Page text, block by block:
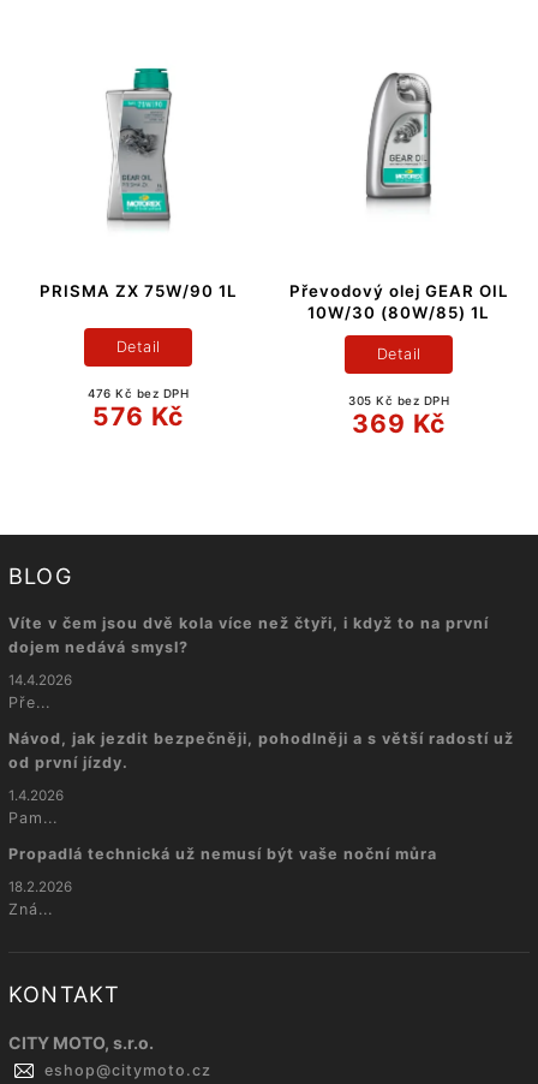
PRISMA ZX 75W/90 1L
476 Kč bez DPH
576 Kč
Detail
Převodový olej GEAR OIL
10W/30 (80W/85) 1L
305 Kč bez DPH
369 Kč
Detail
BLOG
Víte v čem jsou dvě kola více než čtyři, i když to na první
dojem nedává smysl?
14.4.2026
Pře...
Návod, jak jezdit bezpečněji, pohodlněji a s větší radostí už
od první jízdy.
1.4.2026
Pam...
Propadlá technická už nemusí být vaše noční můra
18.2.2026
Zná...
KONTAKT
CITY MOTO, s.r.o.
eshop@citymoto.cz